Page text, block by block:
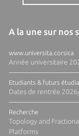
A la une sur nos
www.universita.corsica
Année universitaire
Etudiants & futurs
Dates de rentrée
Recherche
Topology and
Platforms